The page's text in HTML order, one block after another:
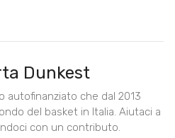
Dunkest
autofinanziato che dal 2013
del basket in Italia. Aiutaci a
con un contributo.